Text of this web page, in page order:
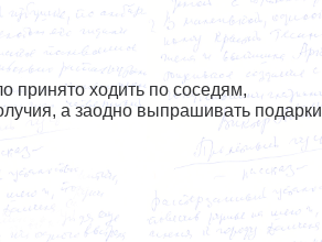
принято ходить по соседям,
а заодно выпрашивать подарки